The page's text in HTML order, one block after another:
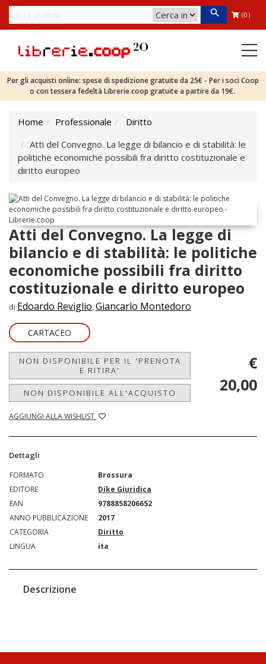
(0)
Per gli acquisti online: spese di spedizione gratuite da 25€ - Per i soci Coop
o con tessera fedeltà Librerie.coop gratuite a partire da 19€.
Home Professionale
Diritto
Atti del Convegno. La legge di bilancio e di stabilità: le
politiche economiche possibili fra diritto costituzionale e
diritto europeo
Atti del Convegno. La legge di
bilancio e di stabilità: le politiche
economiche possibili fra diritto
costituzionale e diritto europeo
di Edoardo Reviglio, Giancarlo Montedoro
CARTACEO
NON DISPONIBILE PER IL 'PRENOTA
E RITIRA'
NON DISPONIBILE ALL'ACQUISTO
AGGIUNGI ALLA WISHLIST
€
20,00
Dettagli
FORMATO
Brossura
EDITORE
Dike Giuridica
EAN
9788858206652
ANNO PUBBLICAZIONE
2017
CATEGORIA
Diritto
LINGUA
ita
Descrizione